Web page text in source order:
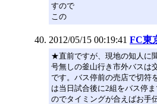
すので
この
2012/05/15 00:19:41 FC東
★直前ですが、現地の知人に
号無しの釜山行き市外バスは
です。バス停前の売店で切符
は当日試合後に2組をバス停
のでタイミングが合えばお手